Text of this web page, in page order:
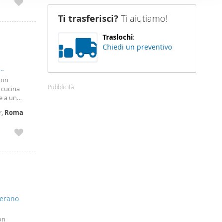
sito
loro
a un
Roma
Ti trasferisci? Ti aiutiamo!
Traslochi:
Chiedi un preventivo
Pubblicità